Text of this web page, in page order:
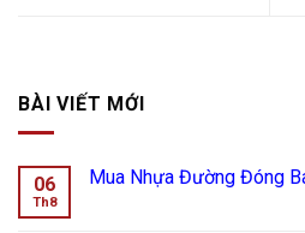
BÀI VIẾT MỚI
06
Th8
Mua Nhựa Đường Đóng